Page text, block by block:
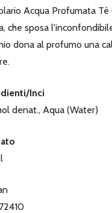
Acqua Profumata
che sposa
dona al profumo una
Inci
denat., Aqua (Water)